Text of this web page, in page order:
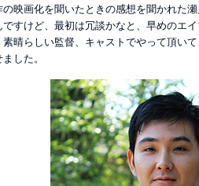
の映画化を聞いたときの感想を聞かれた
ですけど、最初は冗談かなと、早めのエ
晴らしい監督、キャストでやって頂い
した。